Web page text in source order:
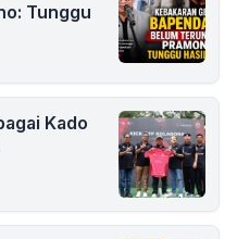
Tunggu
Kado